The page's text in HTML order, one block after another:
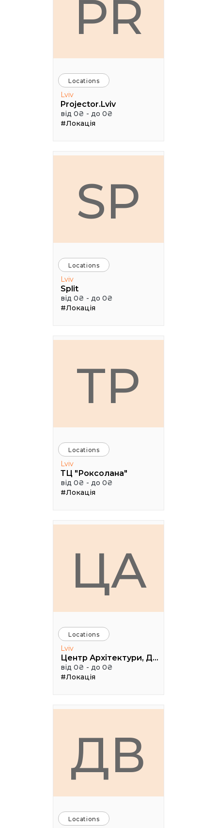
PR
Locations
Lviv
Projector.Lviv
від 0₴ - до 0₴
#Локація
SP
Locations
Lviv
Split
від 0₴ - до 0₴
#Локація
ТР
Locations
Lviv
ТЦ "Роксолана"
від 0₴ - до 0₴
#Локація
ЦА
Locations
Lviv
Центр Архітектури, Дизайну та Урбаністики Порохова ВЕЖА
від 0₴ - до 0₴
#Локація
ДВ
Locations